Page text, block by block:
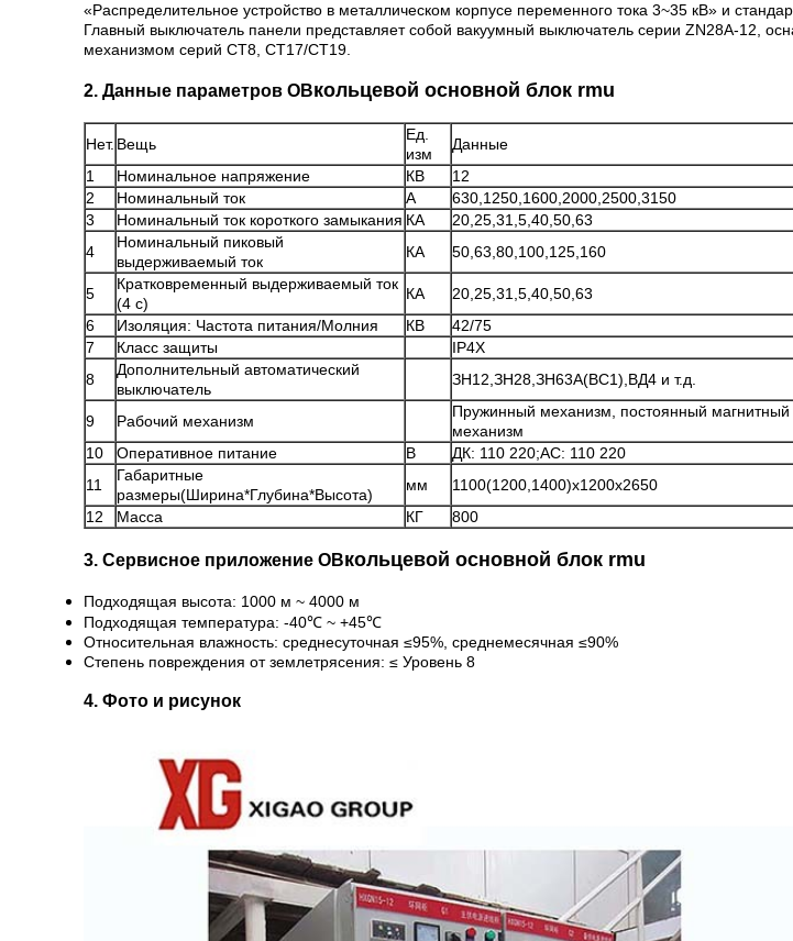
«Распределительное устройство в металлическом корпусе переменного тока 3~35 кВ» и
Главный выключатель панели представляет собой вакуумный выключатель серии ZN28A-12,
механизмом серий CT8, CT17/CT19.
2. Данные параметров ОВкольцевой основной блок rmu
Нет. Вещь
Ед.
изм
Данные
1
Номинальное напряжение КВ
12
2
Номинальный ток А
630,1250,1600,2000,2500,3150
3
Номинальный ток короткого замыкания КА
20,25,31,5,40,50,63
4
Номинальный пиковый
выдерживаемый ток
КА 50,63,80,100,125,160
5
Кратковременный выдерживаемый ток
(4 с)
КА
20,25,31,5,40,50,63
6
Изоляция: Частота питания/Молния КВ
42/75
7
Класс защиты
IP4X
8
Дополнительный автоматический
выключатель
ЗН12,ЗН28,ЗН63А(ВС1),ВД4 и т.д.
9 Рабочий механизм
Пружинный механизм, постоянный магнитный
механизм
10
Оперативное питание В
ДК: 110 220;АС: 110 220
11
Габаритные
размеры(Ширина*Глубина*Высота)
мм
1100(1200,1400)x1200x2650
12
Масса КГ 800
3. Сервисное приложение ОВкольцевой основной блок rmu
Подходящая высота: 1000 м ~ 4000 м
Подходящая температура: -40℃ ~ +45℃
Относительная влажность: среднесуточная ≤95%, среднемесячная ≤90%
Степень повреждения от землетрясения: ≤ Уровень 8
4. Фото и рисунок